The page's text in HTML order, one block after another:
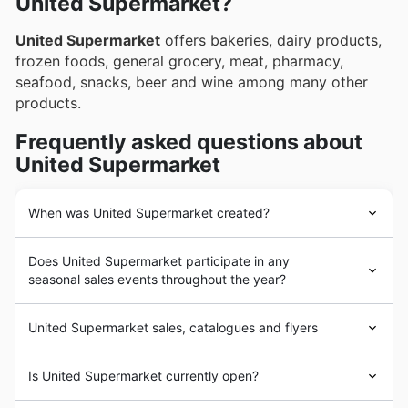
United Supermarket offers bakeries, dairy products,
frozen foods, general grocery, meat, pharmacy,
seafood, snacks, beer and wine among many other
products.
Frequently asked questions about
United Supermarket
When was United Supermarket created?
nowadays, the brand has more than 106 years of
experience.
Does United Supermarket participate in any
seasonal sales events throughout the year?
variété d'événements de ventes saisonnières tout au
long de l'année au Canada. Avant votre visite,
parcourez nos circulaires hebdomadaires et brochures
United Supermarket sales, catalogues and flyers
chain. With headquarters in Lubbock, Texas, its roots go
back to 1916, when H.D. Snell opened his first United
Is United Supermarket currently open?